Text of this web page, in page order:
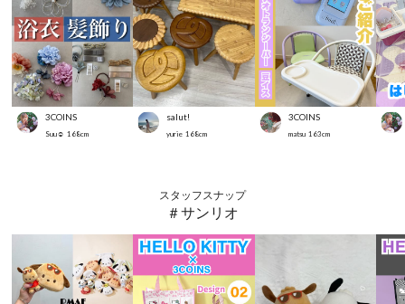
3COINS
Suu☺︎ 168cm
salut!
yurie 168cm
3COINS
matsu 163cm
スタッフスナップ
＃サンリオ